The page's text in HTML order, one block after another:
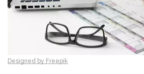
Designed by Freepik